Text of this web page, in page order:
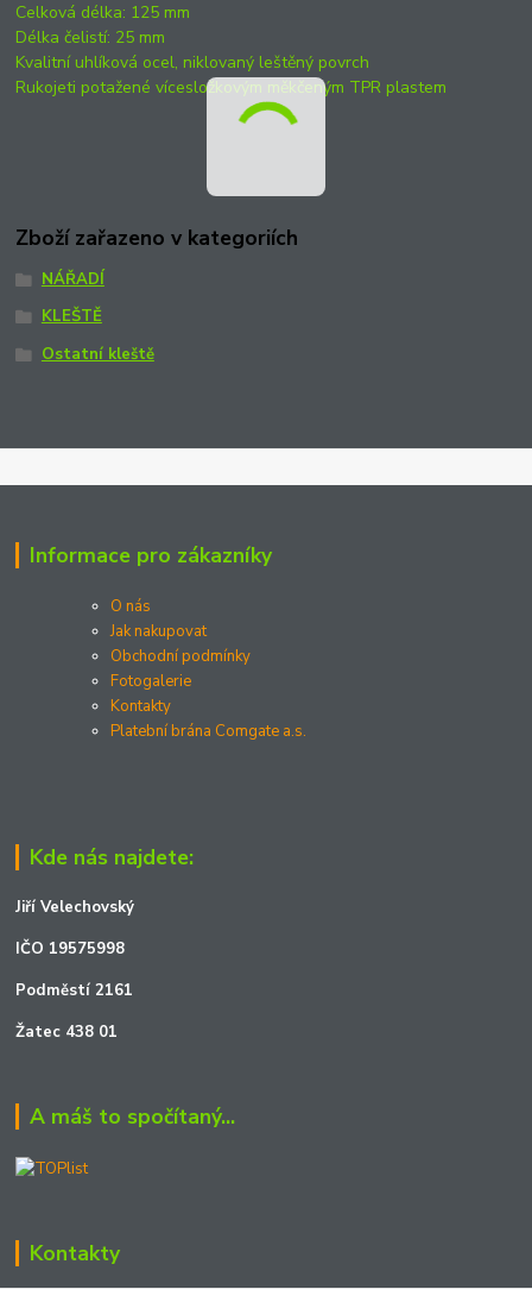
Celková délka: 125 mm
Délka čelistí: 25 mm
Kvalitní uhlíková ocel, niklovaný leštěný povrch
Rukojeti potažené vícesložkovým měkčeným TPR plastem
Zboží zařazeno v kategoriích
NÁŘADÍ
KLEŠTĚ
Ostatní kleště
Informace pro zákazníky
O nás
Jak nakupovat
Obchodní podmínky
Fotogalerie
Kontakty
Platební brána Comgate a.s.
Kde nás najdete:
Jiří Velechovský
IČO 19575998
Podměstí 2161
Žatec 438 01
A máš to spočítaný...
Kontakty